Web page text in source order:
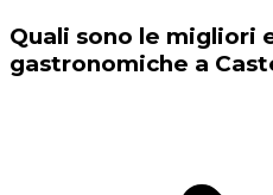
Quali sono le migliori
gastronomiche a